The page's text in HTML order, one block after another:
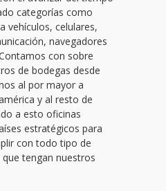
categorías como
vehículos, celulares,
navegadores
con sobre
de bodegas desde
al por mayor a
y al resto de
a esto oficinas
estratégicos para
con todo tipo de
tengan nuestros